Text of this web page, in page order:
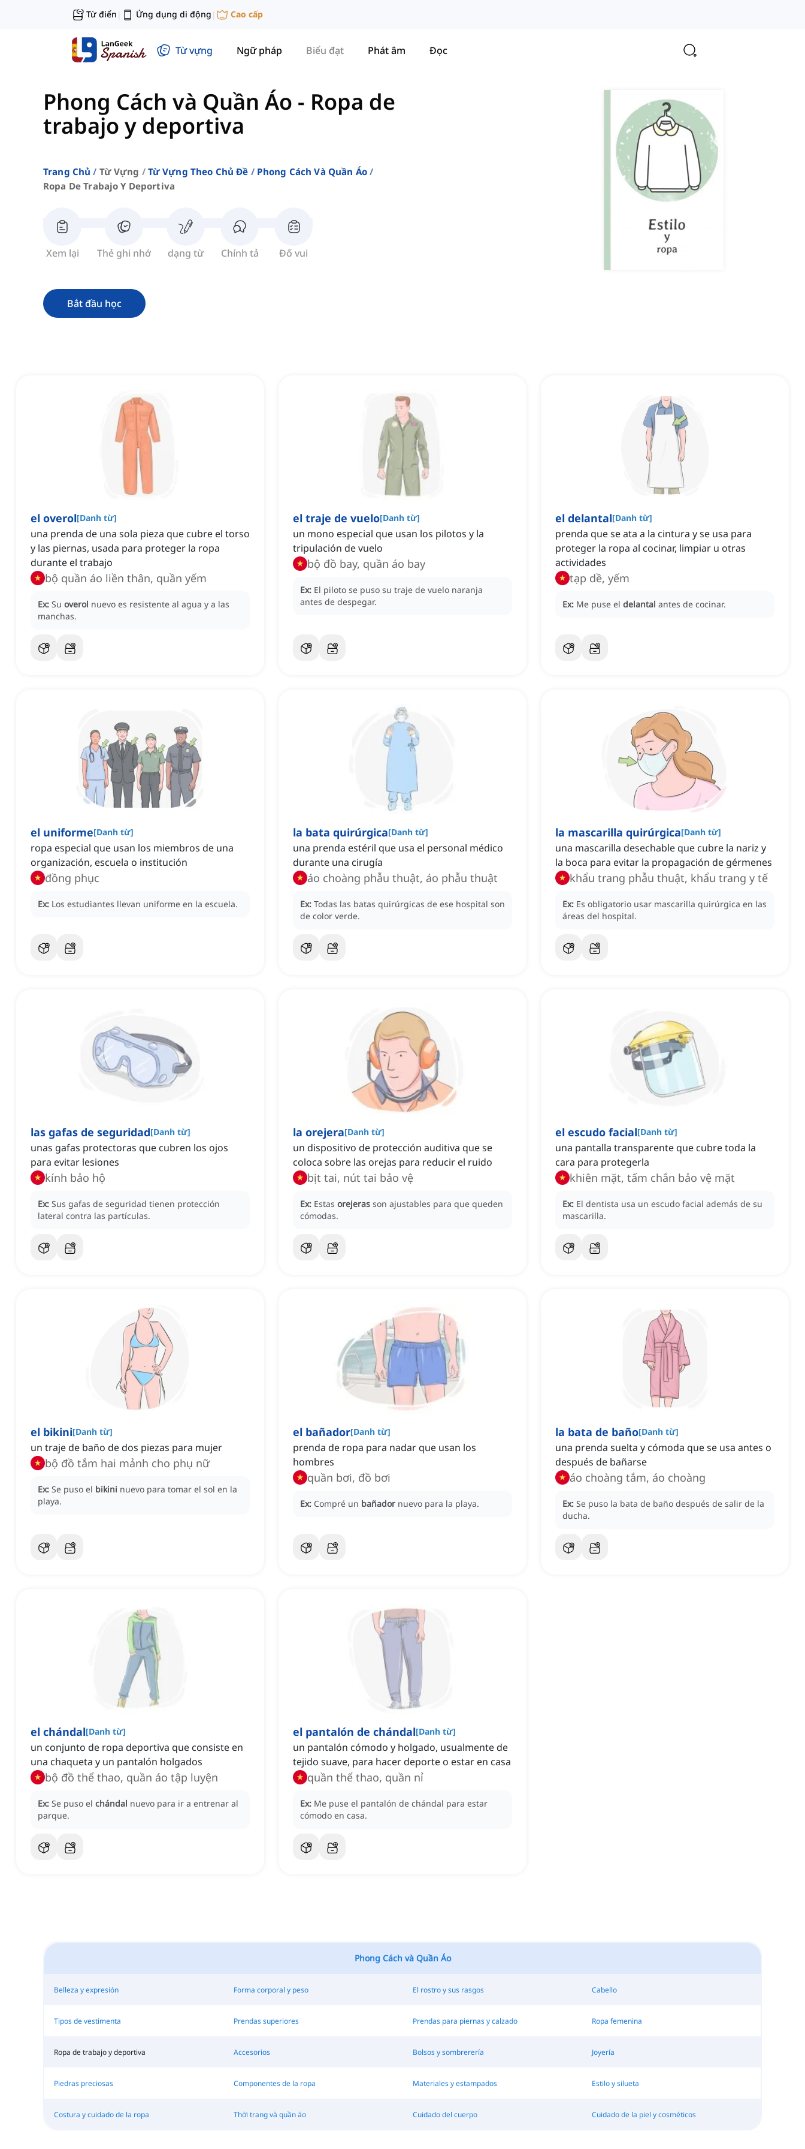
Từ điển | Ứng dụng di động | Cao cấp
Từ vựng Ngữ pháp Biểu đạt Phát âm Đọc
Phong Cách và Quần Áo - Ropa de
trabajo y deportiva
Trang Chủ Từ Vựng Từ Vựng Theo Chủ Đề
Phong Cách Và Quần Áo
Ropa De Trabajo Y Deportiva
Xem lại Thẻ ghi nhớ dạng từ Chính tả Đố vui
Bắt đầu học
el overol[Danh từ]
una prenda de una sola pieza que cubre el torso
y las piernas, usada para proteger la ropa
durante el trabajo
bộ quần áo liền thân, quần yếm
Ex: Su overol nuevo es resistente al agua y a las
manchas.
el traje de vuelo[Danh từ]
un mono especial que usan los pilotos y la
tripulación de vuelo
bộ đồ bay, quần áo bay
Ex: El piloto se puso su traje de vuelo naranja
antes de despegar.
el delantal[Danh từ]
prenda que se ata a la cintura y se usa para
proteger la ropa al cocinar, limpiar u otras
actividades
tạp dề, yếm
Ex: Me puse el delantal antes de cocinar.
el uniforme[Danh từ]
ropa especial que usan los miembros de una
organización, escuela o institución
đồng phục
Ex: Los estudiantes llevan uniforme en la escuela.
la bata quirúrgica[Danh từ]
una prenda estéril que usa el personal médico
durante una cirugía
áo choàng phẫu thuật, áo phẫu thuật
Ex: Todas las batas quirúrgicas de ese hospital son
de color verde.
la mascarilla quirúrgica[Danh từ]
una mascarilla desechable que cubre la nariz y
la boca para evitar la propagación de gérmenes
khẩu trang phẫu thuật, khẩu trang y tế
Ex: Es obligatorio usar mascarilla quirúrgica en las
áreas del hospital.
las gafas de seguridad[Danh từ]
unas gafas protectoras que cubren los ojos
para evitar lesiones
kính bảo hộ
Ex: Sus gafas de seguridad tienen protección
lateral contra las partículas.
la orejera[Danh từ]
un dispositivo de protección auditiva que se
coloca sobre las orejas para reducir el ruido
bịt tai, nút tai bảo vệ
Ex: Estas orejeras son ajustables para que queden
cómodas.
el escudo facial[Danh từ]
una pantalla transparente que cubre toda la
cara para protegerla
khiên mặt, tấm chắn bảo vệ mặt
Ex: El dentista usa un escudo facial además de su
mascarilla.
el bikini[Danh từ]
un traje de baño de dos piezas para mujer
bộ đồ tắm hai mảnh cho phụ nữ
Ex: Se puso el bikini nuevo para tomar el sol en la
playa.
el bañador[Danh từ]
prenda de ropa para nadar que usan los
hombres
quần bơi, đồ bơi
Ex: Compré un bañador nuevo para la playa.
la bata de baño[Danh từ]
una prenda suelta y cómoda que se usa antes o
después de bañarse
áo choàng tắm, áo choàng
Ex: Se puso la bata de baño después de salir de la
ducha.
el chándal[Danh từ]
un conjunto de ropa deportiva que consiste en
una chaqueta y un pantalón holgados
bộ đồ thể thao, quần áo tập luyện
Ex: Se puso el chándal nuevo para ir a entrenar al
parque.
el pantalón de chándal[Danh từ]
un pantalón cómodo y holgado, usualmente de
tejido suave, para hacer deporte o estar en casa
quần thể thao, quần nỉ
Ex: Me puse el pantalón de chándal para estar
cómodo en casa.
Phong Cách và Quần Áo
Belleza y expresión Forma corporal y peso El rostro y sus rasgos Cabello
Tipos de vestimenta Prendas superiores Prendas para piernas y calzado Ropa femenina
Ropa de trabajo y deportiva Accesorios Bolsos y sombrerería Joyería
Piedras preciosas Componentes de la ropa Materiales y estampados Estilo y silueta
Costura y cuidado de la ropa Thời trang và quần áo Cuidado del cuerpo Cuidado de la piel y cosméticos